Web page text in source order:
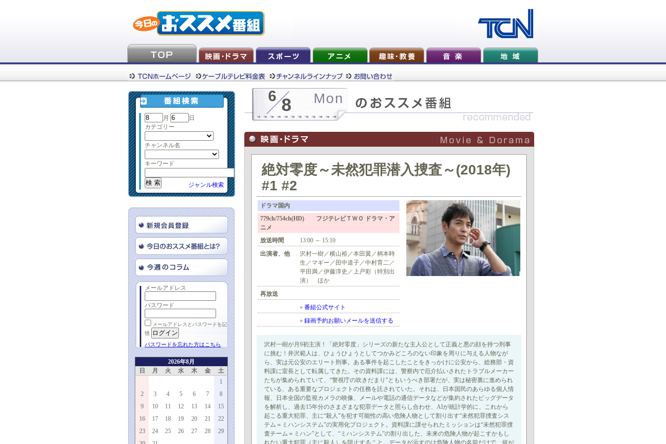
月
日
カテゴリー
チャンネル名
キーワード
ジャンル検索
メールアドレス
パスワード
メールアドレスとパスワードを記
憶
パスワードを忘れた方はこちら
2026年8月
日
月 火 水 木 金
土
1
2
3 4 5 6 7
8
9
10 11 12 13 14
15
16
17 18 19 20 21
22
23
24 25 26 27 28
29
6 8 Mon
絶対零度～未然犯罪潜入捜査～(2018年)
#1 #2
ドラマ国内
779ch/754ch(HD) フジテレビＴＷＯ ドラマ・ア
ニメ
放送時間
13:00 ～ 15:10
出演者、他
沢村一樹／横山裕／本田翼／柄本時
生／マギー／田中道子／中村育二／
平田満／伊藤淳史／上戸彩（特別出
演） ほか
再放送
» 番組公式サイト
» 録画予約お願いメールを送信する
沢村一樹が月9初主演！「絶対零度」シリーズの新たな主人公として正義と悪の顔を持つ刑事
に挑む！井沢範人は、ひょうひょうとしてつかみどころのない印象を周りに与える人物なが
ら、実は元公安のエリート刑事。ある事件を起こしたことをきっかけに公安から、総務部・資
料課に室長として転属してきた。その資料課には、警察内で厄介払いされたトラブルメーカー
たちが集められていて、“警視庁の吹きだまり”ともいうべき部署だが、実は秘密裏に進められ
ている、ある重要なプロジェクトの任務を託されていた。それは、日本国民のあらゆる個人情
報、日本全国の監視カメラの映像、メールや電話の通信データなどが集約されたビッグデータ
を解析し、過去15年分のさまざまな犯罪データと照らし合わせ、AIが統計学的に、これから
起こる重大犯罪、主に“殺人”を犯す可能性の高い危険人物として割り出す“未然犯罪捜査シス
テム＝ミハンシステム”の実用化プロジェクト。資料課に課せられたミッションは“未然犯罪捜
査チーム＝ミハン”として、“ミハンシステム”の割り出した、未来の危険人物が起こすかもし
れない重大犯罪（主に殺人）を阻止すること。データが示すのは危険人物の名前だけで、何が